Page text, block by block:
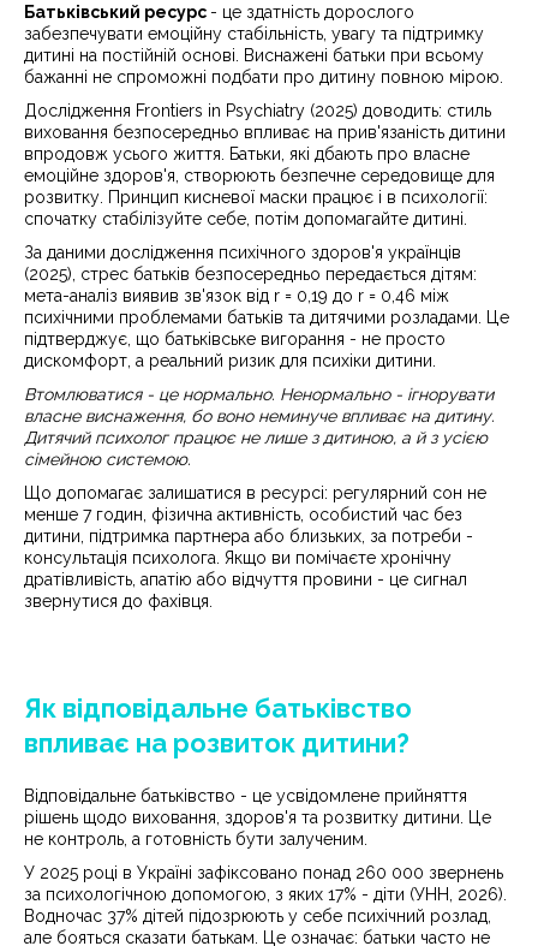
Батьківський ресурс - це здатність дорослого
забезпечувати емоційну стабільність, увагу та підтримку
дитині на постійній основі. Виснажені батьки при всьому
бажанні не спроможні подбати про дитину повною мірою.
Дослідження Frontiers in Psychiatry (2025) доводить: стиль
виховання безпосередньо впливає на прив'язаність дитини
впродовж усього життя. Батьки, які дбають про власне
емоційне здоров'я, створюють безпечне середовище для
розвитку. Принцип кисневої маски працює і в психології:
спочатку стабілізуйте себе, потім допомагайте дитині.
За даними дослідження психічного здоров'я українців
(2025), стрес батьків безпосередньо передається дітям:
мета-аналіз виявив зв'язок від r = 0,19 до r = 0,46 між
психічними проблемами батьків та дитячими розладами. Це
підтверджує, що батьківське вигорання - не просто
дискомфорт, а реальний ризик для психіки дитини.
Втомлюватися - це нормально. Ненормально - ігнорувати
власне виснаження, бо воно неминуче впливає на дитину.
Дитячий психолог працює не лише з дитиною, а й з усією
сімейною системою.
Що допомагає залишатися в ресурсі: регулярний сон не
менше 7 годин, фізична активність, особистий час без
дитини, підтримка партнера або близьких, за потреби -
консультація психолога. Якщо ви помічаєте хронічну
дратівливість, апатію або відчуття провини - це сигнал
звернутися до фахівця.
Як відповідальне батьківство
впливає на розвиток дитини?
Відповідальне батьківство - це усвідомлене прийняття
рішень щодо виховання, здоров'я та розвитку дитини. Це
не контроль, а готовність бути залученим.
У 2025 році в Україні зафіксовано понад 260 000 звернень
за психологічною допомогою, з яких 17% - діти (УНН, 2026).
Водночас 37% дітей підозрюють у себе психічний розлад,
але бояться сказати батькам. Це означає: батьки часто не